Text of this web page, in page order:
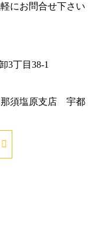
にお問合せ下さい
3丁目38-1
須塩原支店 宇都